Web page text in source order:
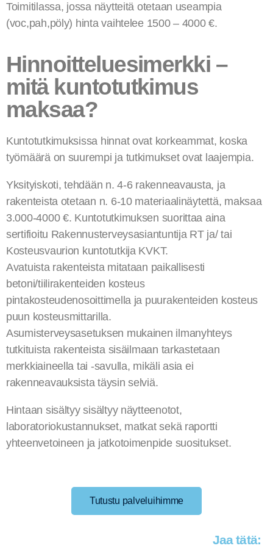
Toimitilassa, jossa näytteitä otetaan useampia
(voc,pah,pöly) hinta vaihtelee 1500 – 4000 €.
Hinnoitteluesimerkki –
mitä kuntotutkimus
maksaa?
Kuntotutkimuksissa hinnat ovat korkeammat, koska
työmäärä on suurempi ja tutkimukset ovat laajempia.
Yksityiskoti, tehdään n. 4-6 rakenneavausta, ja
rakenteista otetaan n. 6-10 materiaalinäytettä, maksaa
3.000-4000 €. Kuntotutkimuksen suorittaa aina
sertifioitu Rakennusterveysasiantuntija RT ja/ tai
Kosteusvaurion kuntotutkija KVKT.
Avatuista rakenteista mitataan paikallisesti
betoni/tiilirakenteiden kosteus
pintakosteudenosoittimella ja puurakenteiden kosteus
puun kosteusmittarilla.
Asumisterveysasetuksen mukainen ilmanyhteys
tutkituista rakenteista sisäilmaan tarkastetaan
merkkiaineella tai -savulla, mikäli asia ei
rakenneavauksista täysin selviä.
Hintaan sisältyy sisältyy näytteenotot,
laboratoriokustannukset, matkat sekä raportti
yhteenvetoineen ja jatkotoimenpide suositukset.
Tutustu palveluihimme
Jaa tätä: